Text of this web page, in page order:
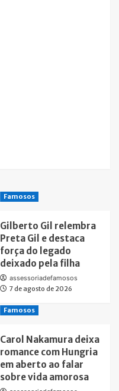
Famosos
Gilberto Gil relembra
Preta Gil e destaca
força do legado
deixado pela filha
assessoriadefamosos
7 de agosto de 2026
Famosos
Carol Nakamura deixa
romance com Hungria
em aberto ao falar
sobre vida amorosa